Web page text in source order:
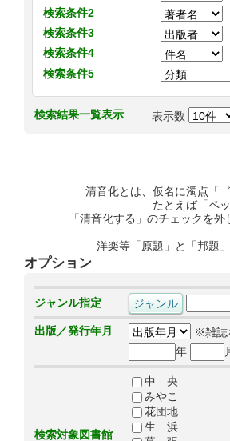
検索条件2
検索条件3
検索条件4
検索条件5
検索結果一覧表示 表示数
清音化とは、仮名に濁点「
たとえば「ペ
「清音化する」のチェックを
洋楽等「原題」と「邦題
オプション
ジャンル指定
出版／発行年月
※雑誌
年
検索対象図書館
中 央
みやこ
花団地
生 浜